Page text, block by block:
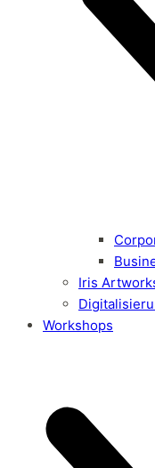
Iris
Workshops